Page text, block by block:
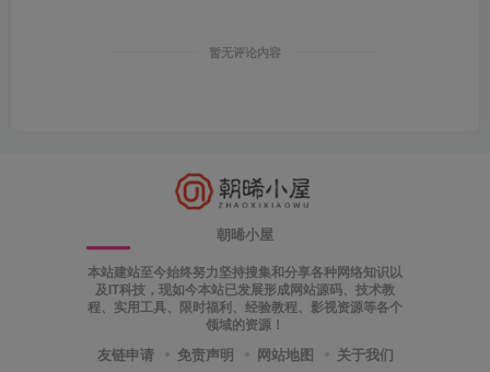
暂无评论内容
朝晞小屋
本站建站至今始终努力坚持搜集和分享各种网络知识以
及IT科技，现如今本站已发展形成网站源码、技术教
程、实用工具、限时福利、经验教程、影视资源等各个
领域的资源！
友链申请 免责声明 网站地图 关于我们